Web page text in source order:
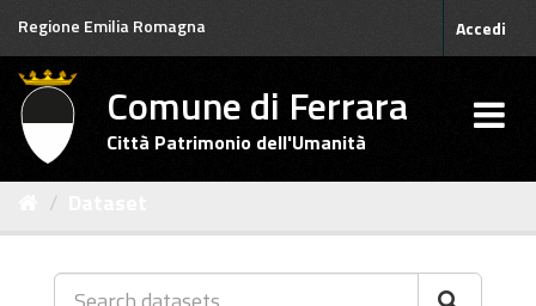
Salta
contenuto
Regione Emilia Romagna Accedi
Comune di Ferrara
Città Patrimonio dell'Umanità